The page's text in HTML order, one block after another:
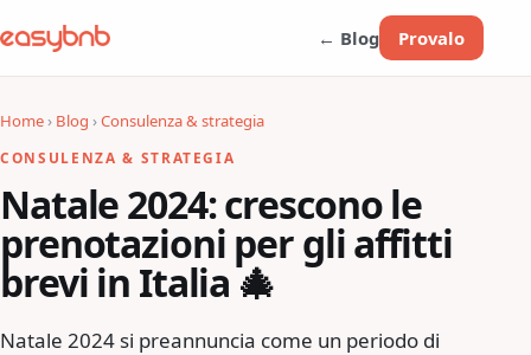
← Blog Provalo
Home› Blog ›Consulenza & strategia
CONSULENZA & STRATEGIA
Natale 2024: crescono le
prenotazioni per gli affitti
brevi in Italia 🎄
Natale 2024 si preannuncia come un periodo di